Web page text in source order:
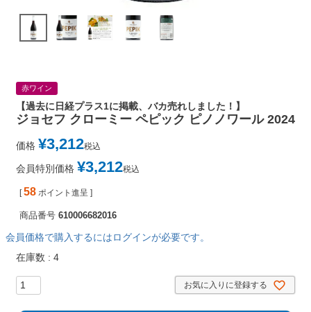
赤ワイン
【過去に日経プラス1に掲載、バカ売れしました！】
ジョセフ クローミー ペピック ピノノワール 2024
価格 ¥3,212税込
会員特別価格 ¥3,212税込
[ 58 ポイント進呈 ]
商品番号 610006682016
会員価格で購入するにはログインが必要です。
在庫数
4
お気に入りに登録する